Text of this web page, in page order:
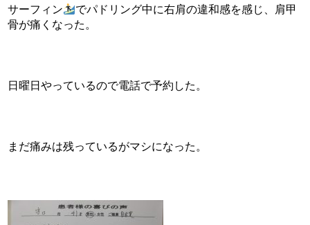
サーフィン
でパドリング中に右肩の違和感を感じ、肩甲
骨が痛くなった。
日曜日やっているので電話で予約した。
まだ痛みは残っているがマシになった。